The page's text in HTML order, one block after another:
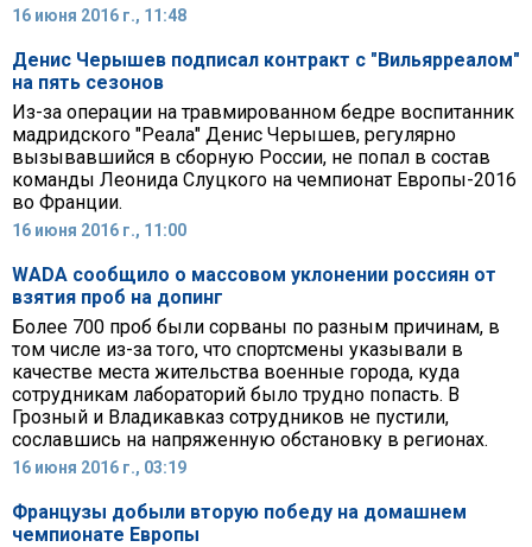
16 июня 2016 г., 11:48
Денис Черышев подписал контракт с "Вильярреалом"
на пять сезонов
Из-за операции на травмированном бедре воспитанник
мадридского "Реала" Денис Черышев, регулярно
вызывавшийся в сборную России, не попал в состав
команды Леонида Слуцкого на чемпионат Европы-2016
во Франции.
16 июня 2016 г., 11:00
WADA сообщило о массовом уклонении россиян от
взятия проб на допинг
Более 700 проб были сорваны по разным причинам, в
том числе из-за того, что спортсмены указывали в
качестве места жительства военные города, куда
сотрудникам лабораторий было трудно попасть. В
Грозный и Владикавказ сотрудников не пустили,
сославшись на напряженную обстановку в регионах.
16 июня 2016 г., 03:19
Французы добыли вторую победу на домашнем
чемпионате Европы